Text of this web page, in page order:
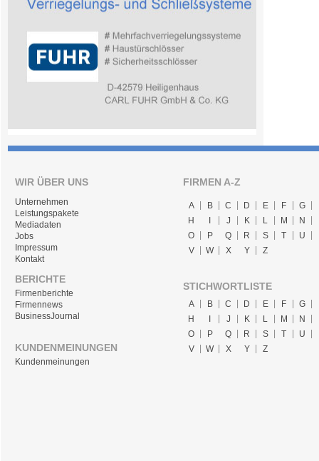
WIR ÜBER UNS
Unternehmen
Leistungspakete
Mediadaten
Jobs
Impressum
Kontakt
BERICHTE
Firmenberichte
Firmennews
BusinessJournal
KUNDENMEINUNGEN
Kundenmeinungen
FIRMEN A-Z
A B C D E F
G
H
I J K L M
N
O
P Q R S T
U
V
W X Y Z
STICHWORTLISTE
A B C D E F
G
H
J K L M
N
O
P Q R S T
U
V
W X Y Z